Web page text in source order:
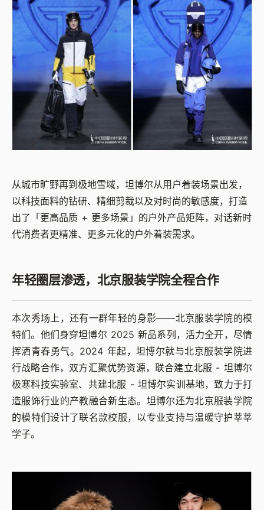
从城市旷野再到极地雪域，坦博尔从用户着装场景出发，
以科技面料的钻研、精细剪裁以及对时尚的敏感度，打造
出了「更高品质 + 更多场景」的户外产品矩阵，对话新时
代消费者更精准、更多元化的户外着装需求。
年轻圈层渗透，北京服装学院全程合作
本次秀场上，还有一群年轻的身影——北京服装学院的模
特们。他们身穿坦博尔 2025 新品系列，活力全开，尽情
挥洒青春勇气。2024 年起，坦博尔就与北京服装学院进
行战略合作，双方汇聚优势资源，联合建立北服 - 坦博尔
极寒科技实验室、共建北服 - 坦博尔实训基地，致力于打
造服饰行业的产教融合新生态。坦博尔还为北京服装学院
的模特们设计了联名款校服，以专业支持与温暖守护莘莘
学子。